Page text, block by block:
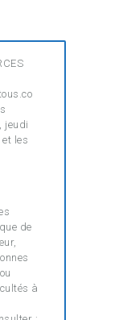
jeudi
les
de
à